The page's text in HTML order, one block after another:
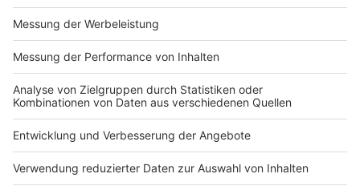
Infizierte hinter einer Glaswand befunden haben und
einen Alarm auslösen, obwohl durch den "Kontakt"
keine Infektionsgefahr ausging. Daher verweisen
selbst die Entwickler darauf, dass die App nur einen
begrenzten Beitrag zur Normalisierung liefern kann.
Autor: Joachim Schultheis (mit dpa)
Anzeige